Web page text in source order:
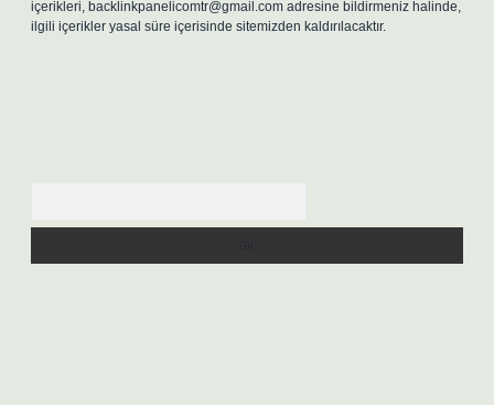
içerikleri, backlinkpanelicomtr@gmail.com adresine bildirmeniz halinde,
ilgili içerikler yasal süre içerisinde sitemizden kaldırılacaktır.